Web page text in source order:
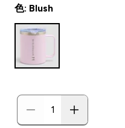
色: Blush